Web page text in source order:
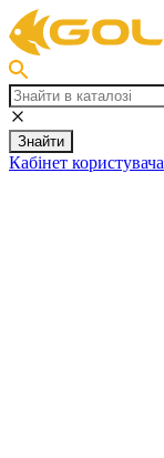
Знайти
Кабінет користувача